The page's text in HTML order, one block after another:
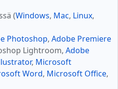
(Windows, Mac, Linux,
Photoshop, Adobe Premiere
Lightroom, Adobe
, Microsoft
Word, Microsoft Office,